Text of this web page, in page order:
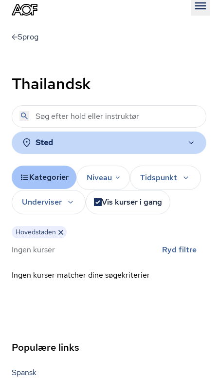
Sprog
Thailandsk
Sted
Kategorier Niveau Tidspunkt
Underviser Vis kurser i gang
Hovedstaden
Ingen kurser Ryd filtre
Ingen kurser matcher dine søgekriterier
Populære links
Spansk